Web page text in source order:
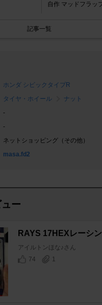
自作 マッドフラッ
記事一覧
ホンダ シビックタイプR
タイヤ・ホイール
ナット
-
-
ネットショッピング（その他）
masa.fd2
ー
RAYS 17HEXレーシ
アイルトンほな♪さん
74
1